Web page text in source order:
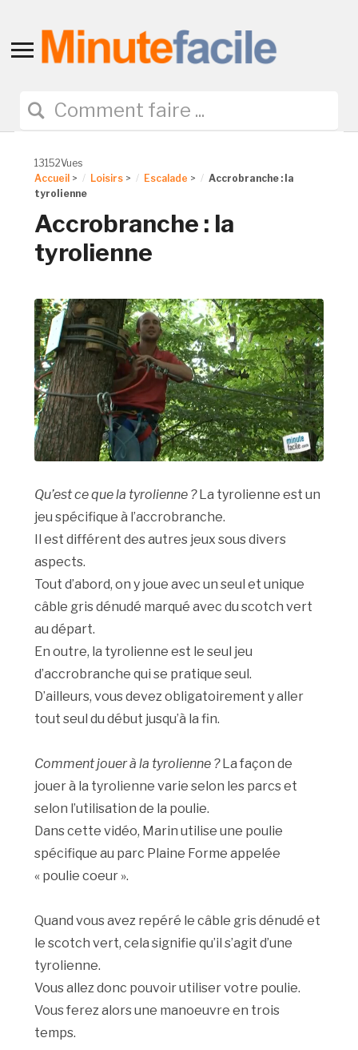
Toggle
navigation
13152Vues
Accueil > Loisirs > Escalade >
Accrobranche : la
tyrolienne
Accrobranche : la
tyrolienne
Qu’est ce que la tyrolienne ?La tyrolienne est un
jeu spécifique à l’accrobranche.
Il est différent des autres jeux sous divers
aspects.
Tout d’abord, on y joue avec un seul et unique
câble gris dénudé marqué avec du scotch vert
au départ.
En outre, la tyrolienne est le seul jeu
d’accrobranche qui se pratique seul.
D’ailleurs, vous devez obligatoirement y aller
tout seul du début jusqu’à la fin.
Comment jouer à la tyrolienne ?La façon de
jouer à la tyrolienne varie selon les parcs et
selon l’utilisation de la poulie.
Dans cette vidéo, Marin utilise une poulie
spécifique au parc Plaine Forme appelée
« poulie coeur ».
Quand vous avez repéré le câble gris dénudé et
le scotch vert, cela signifie qu’il s’agit d’une
tyrolienne.
Vous allez donc pouvoir utiliser votre poulie.
Vous ferez alors une manoeuvre en trois
temps.